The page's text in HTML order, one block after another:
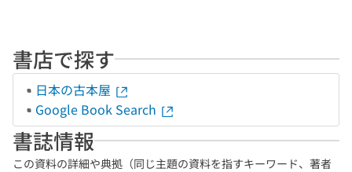
書店で探す
日本の古本屋
Google Book Search
書誌情報
この資料の詳細や典拠（同じ主題の資料を指すキーワード、著者